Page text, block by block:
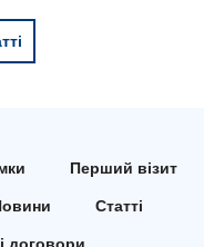
Перший візит
Статті